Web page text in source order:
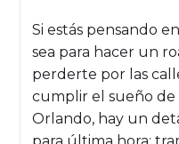
Si estás pensando
sea para hacer un
perderte por las
cumplir el sueño de
Orlando, hay un